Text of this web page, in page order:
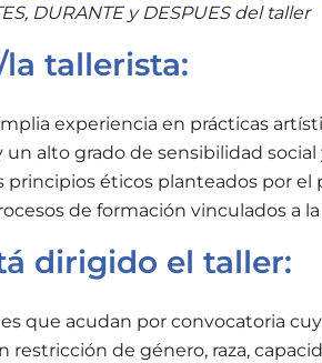
DURANTE y DESPUES del taller
tallerista:
experiencia en prácticas
alto grado de sensibilidad
éticos planteados por el
de formación vinculados a
dirigido el taller:
que acudan por convocatoria
restricción de género, raza,